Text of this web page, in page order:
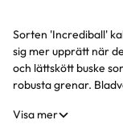
Sorten 'Incrediball'
sig mer upprätt när
och lättskött buske
robusta grenar.
Visa mer